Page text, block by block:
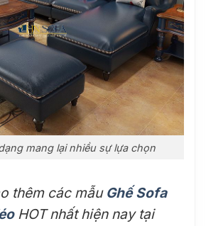
mang lại nhiều sự lựa chọn
thêm các mẫu Ghế Sofa
HOT nhất hiện nay tại